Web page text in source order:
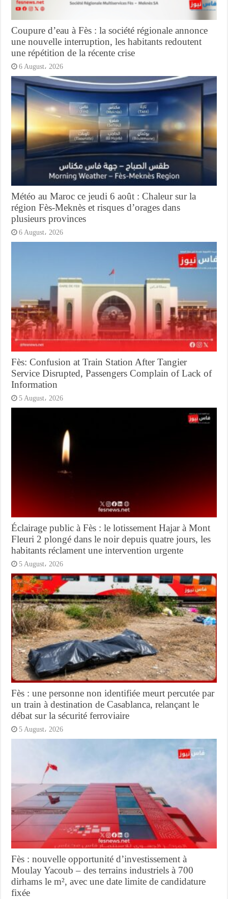
Coupure d’eau à Fès : la société régionale annonce
une nouvelle interruption, les habitants redoutent
une répétition de la récente crise
6 August، 2026
Météo au Maroc ce jeudi 6 août : Chaleur sur la
région Fès-Meknès et risques d’orages dans
plusieurs provinces
6 August، 2026
Fès: Confusion at Train Station After Tangier
Service Disrupted, Passengers Complain of Lack of
Information
5 August، 2026
Éclairage public à Fès : le lotissement Hajar à Mont
Fleuri 2 plongé dans le noir depuis quatre jours, les
habitants réclament une intervention urgente
5 August، 2026
Fès : une personne non identifiée meurt percutée par
un train à destination de Casablanca, relançant le
débat sur la sécurité ferroviaire
5 August، 2026
Fès : nouvelle opportunité d’investissement à
Moulay Yacoub – des terrains industriels à 700
dirhams le m², avec une date limite de candidature
fixée